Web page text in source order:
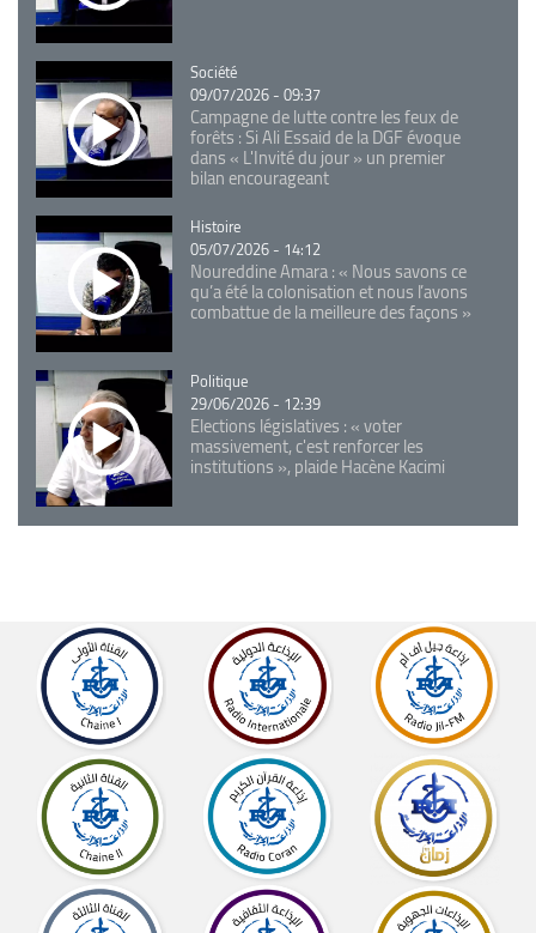
Catégorie
Société
09/07/2026 - 09:37
Campagne de lutte contre les feux de
forêts : Si Ali Essaid de la DGF évoque
dans « L'Invité du jour » un premier
bilan encourageant
Catégorie
Histoire
05/07/2026 - 14:12
Noureddine Amara : « Nous savons ce
qu’a été la colonisation et nous l’avons
combattue de la meilleure des façons »
Catégorie
Politique
29/06/2026 - 12:39
Elections législatives : « voter
massivement, c'est renforcer les
institutions », plaide Hacène Kacimi